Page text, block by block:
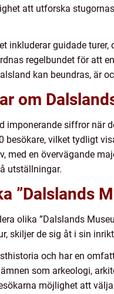
att utforska
inkluderar guidade
regelbundet för att
kan beundras, är
om
imponerande siffror när
besökare, vilket tydligt
med en övervägande
utställningar.
”Dalslands
olika ”Dalslands
skiljer de sig åt i sin
och har en
som arkeologi,
möjlighet att